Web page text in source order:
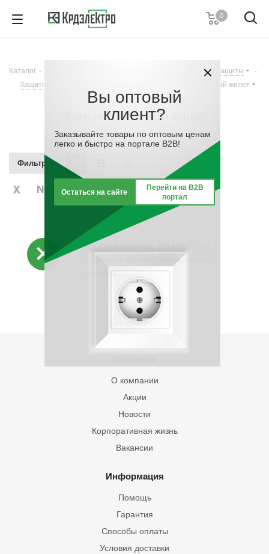
0
Каталог - Инструмент, измерительные приборы и средства защиты
-
Защитные материалы и спецодежда
Комбинированный жилет
Комбинированный жилет
Фильтр
К сожалению, раздел пуст
В данный момент нет активных
товаров
О компании
Акции
Новости
Корпоративная жизнь
Вакансии
Информация
Помощь
Гарантия
Способы оплаты
Условия доставки
Вы оптовый
клиент?
Заказывайте товары по оптовым ценам
легко и быстро на портале B2B!
Остаться на сайте
Перейти на B2B
портал